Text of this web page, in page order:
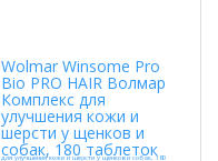
Wolmar Winsome Pro
Bio PRO HAIR Волмар
Комплекс для
улучшения кожи и
шерсти у щенков и
собак, 180 таблеток